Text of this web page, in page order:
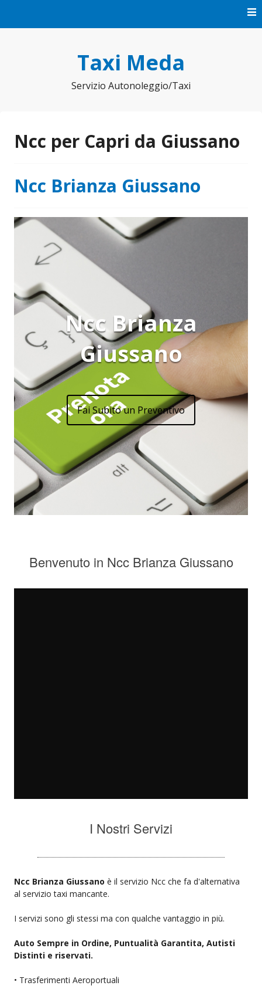
Taxi Meda
Servizio Autonoleggio/Taxi
Ncc per Capri da Giussano
Ncc Brianza Giussano
Ncc Brianza
Giussano
Fai Subito un Preventivo
Benvenuto in Ncc Brianza Giussano
I Nostri Servizi
Ncc Brianza Giussano è il servizio Ncc che fa d'alternativa
al servizio taxi mancante.
I servizi sono gli stessi ma con qualche vantaggio in più.
Auto Sempre in Ordine, Puntualità Garantita, Autisti
Distinti e riservati.
• Trasferimenti Aeroportuali